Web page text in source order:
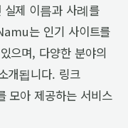
실제 이름과 사례를
는 인기 사이트를
으며, 다양한 분야의
개됩니다. 링크
모아 제공하는 서비스